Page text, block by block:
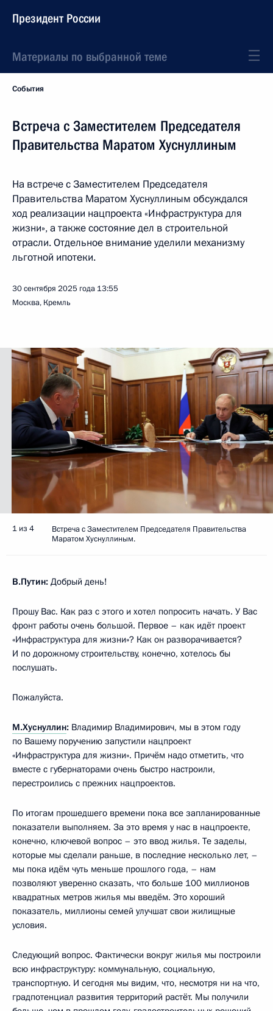
Президент России
Материалы по выбранной теме
События
Встреча с Заместителем Председателя
Правительства Маратом Хуснуллиным
На встрече с Заместителем Председателя
Правительства Маратом Хуснуллиным обсуждался
ход реализации нацпроекта «Инфраструктура для
жизни», а также состояние дел в строительной
отрасли. Отдельное внимание уделили механизму
льготной ипотеки.
30 сентября 2025 года 13:55
Москва, Кремль
1 из 4
Встреча с Заместителем Председателя Правительства
Маратом Хуснуллиным.
В.Путин: Добрый день!
Прошу Вас. Как раз с этого и хотел попросить начать. У Вас
фронт работы очень большой. Первое – как идёт проект
«Инфраструктура для жизни»? Как он разворачивается?
И по дорожному строительству, конечно, хотелось бы
послушать.
Пожалуйста.
М.Хуснуллин: Владимир Владимирович, мы в этом году
по Вашему поручению запустили нацпроект
«Инфраструктура для жизни». Причём надо отметить, что
вместе с губернаторами очень быстро настроили,
перестроились с прежних нацпроектов.
По итогам прошедшего времени пока все запланированные
показатели выполняем. За это время у нас в нацпроекте,
конечно, ключевой вопрос – это ввод жилья. Те заделы,
которые мы сделали раньше, в последние несколько лет, –
мы пока идём чуть меньше прошлого года, – нам
позволяют уверенно сказать, что больше 100 миллионов
квадратных метров жилья мы введём. Это хороший
показатель, миллионы семей улучшат свои жилищные
условия.
Следующий вопрос. Фактически вокруг жилья мы построили
всю инфраструктуру: коммунальную, социальную,
транспортную. И сегодня мы видим, что, несмотря ни на что,
градпотенциал развития территорий растёт. Мы получили